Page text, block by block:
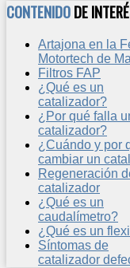
CONTENIDODE
Artajona en la
Motortech de
Filtros FAP
¿Qué es un
catalizador?
¿Por qué falla
catalizador?
¿Cuándo y por
cambiar un
Regeneración
catalizador
¿Qué es un
caudalímetro?
¿Qué es un
Síntomas de
catalizador